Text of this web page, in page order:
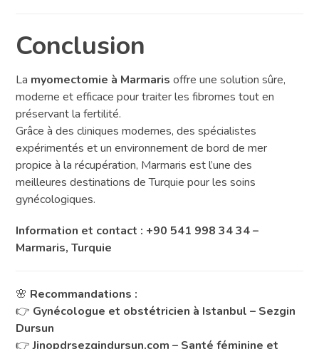
Conclusion
La myomectomie à Marmaris offre une solution sûre,
moderne et efficace pour traiter les fibromes tout en
préservant la fertilité.
Grâce à des cliniques modernes, des spécialistes
expérimentés et un environnement de bord de mer
propice à la récupération, Marmaris est l’une des
meilleures destinations de Turquie pour les soins
gynécologiques.
Information et contact : +90 541 998 34 34 –
Marmaris, Turquie
🌸 Recommandations :
👉 Gynécologue et obstétricien à Istanbul – Sezgin
Dursun
👉Jinopdrsezgindursun.com – Santé féminine et